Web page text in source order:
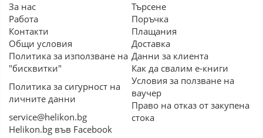
За нас
Работа
Контакти
Общи условия
Политика за използване на
"бисквитки"
Политика за сигурност на
личните данни
service@helikon.bg
Helikon.bg във Facebook
Търсене
Поръчка
Плащания
Доставка
Данни за клиента
Как да свалим е-книги
Условия за ползване на
ваучер
Право на отказ от закупена
стока